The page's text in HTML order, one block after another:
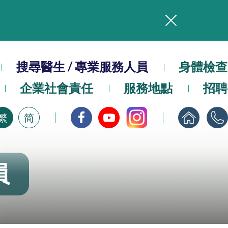
本院在暴雨或颱風警告信號 (包括黑色暴雨及8號或以上熱帶氣旋警告信號) 下，仍會維持有限度服務。如有查詢，可致電2711 5222。
請即下載
搜尋醫生 / 專業服務人員
身體檢查
企業社會責任
服務地點 招聘
简